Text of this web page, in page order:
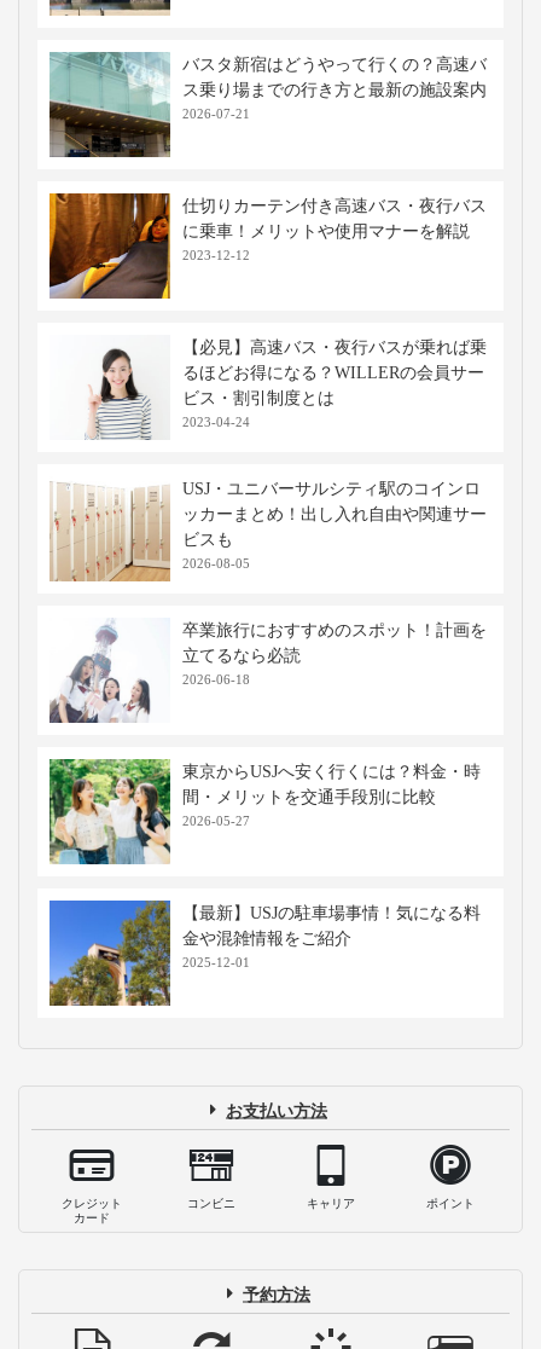
バスタ新宿はどうやって行くの？高速バ
ス乗り場までの行き方と最新の施設案内
2026-07-21
仕切りカーテン付き高速バス・夜行バス
に乗車！メリットや使用マナーを解説
2023-12-12
【必見】高速バス・夜行バスが乗れば乗
るほどお得になる？WILLERの会員サー
ビス・割引制度とは
2023-04-24
USJ・ユニバーサルシティ駅のコインロ
ッカーまとめ！出し入れ自由や関連サー
ビスも
2026-08-05
卒業旅行におすすめのスポット！計画を
立てるなら必読
2026-06-18
東京からUSJへ安く行くには？料金・時
間・メリットを交通手段別に比較
2026-05-27
【最新】USJの駐車場事情！気になる料
金や混雑情報をご紹介
2025-12-01
お支払い方法
クレジット
カード
コンビニ キャリア ポイント
予約方法